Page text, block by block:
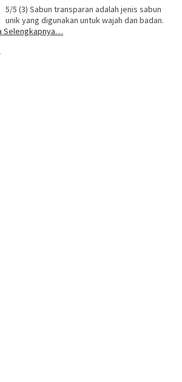
5/5 (3) Sabun transparan adalah jenis sabun
unik yang digunakan untuk wajah dan badan.
Selengkapnya…